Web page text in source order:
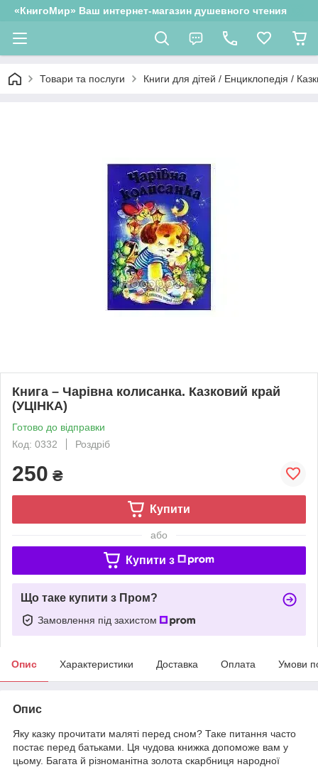
«КнигоМир» Ваш интернет-магазин душевного чтения
Товари та послуги Книги для дітей / Енциклопедія /
Книга – Чарівна колисанка. Казковий край
(УЦІНКА)
Готово до відправки
Код: 0332
Роздріб
250 ₴
Купити
або
Купити з
Що таке купити з Пром?
Замовлення під захистом
Опис Характеристики Доставка Оплата Умови
Опис
Яку казку прочитати маляті перед сном? Таке питання часто
постає перед батьками. Ця чудова книжка допоможе вам у
цьому. Багата й різноманітна золота скарбниця народної